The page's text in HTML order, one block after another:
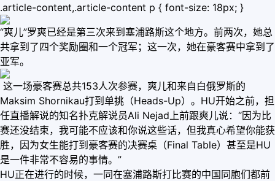
.article-content,.article-content p { font-size: 18px; }
“爽儿”罗爽已经是第三次来到塞浦路斯这个地方。前两次，她总
共拿到了四个奖励圈和一个冠军；这一次，她在豪客赛中拿到了
亚军。
这一场豪客赛总共153人次参赛，爽儿和来自白俄罗斯的
Maksim Shornikau打到单挑（Heads-Up）。HU开始之前，担
任直播解说的知名扑克解说员Ali Nejad上前跟爽儿说：“因为比
赛还没结束，我可能不应该和你说这些话，但我真心希望你能获
胜，因为女生能打到豪客赛的决赛桌（Final Table）甚至是HU
是一件非常不容易的事情。”
HU正在进行的时候，一同在塞浦路斯打比赛的中国同胞们都前